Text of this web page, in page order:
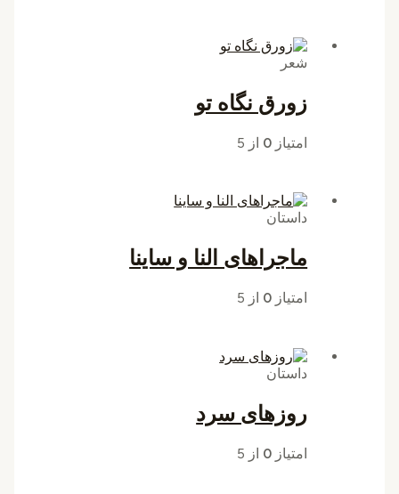
شعر
زورق نگاه تو
امتیاز 0 از 5
داستان
ماجراهای النا و ساینا
امتیاز 0 از 5
داستان
روزهای سرد
امتیاز 0 از 5